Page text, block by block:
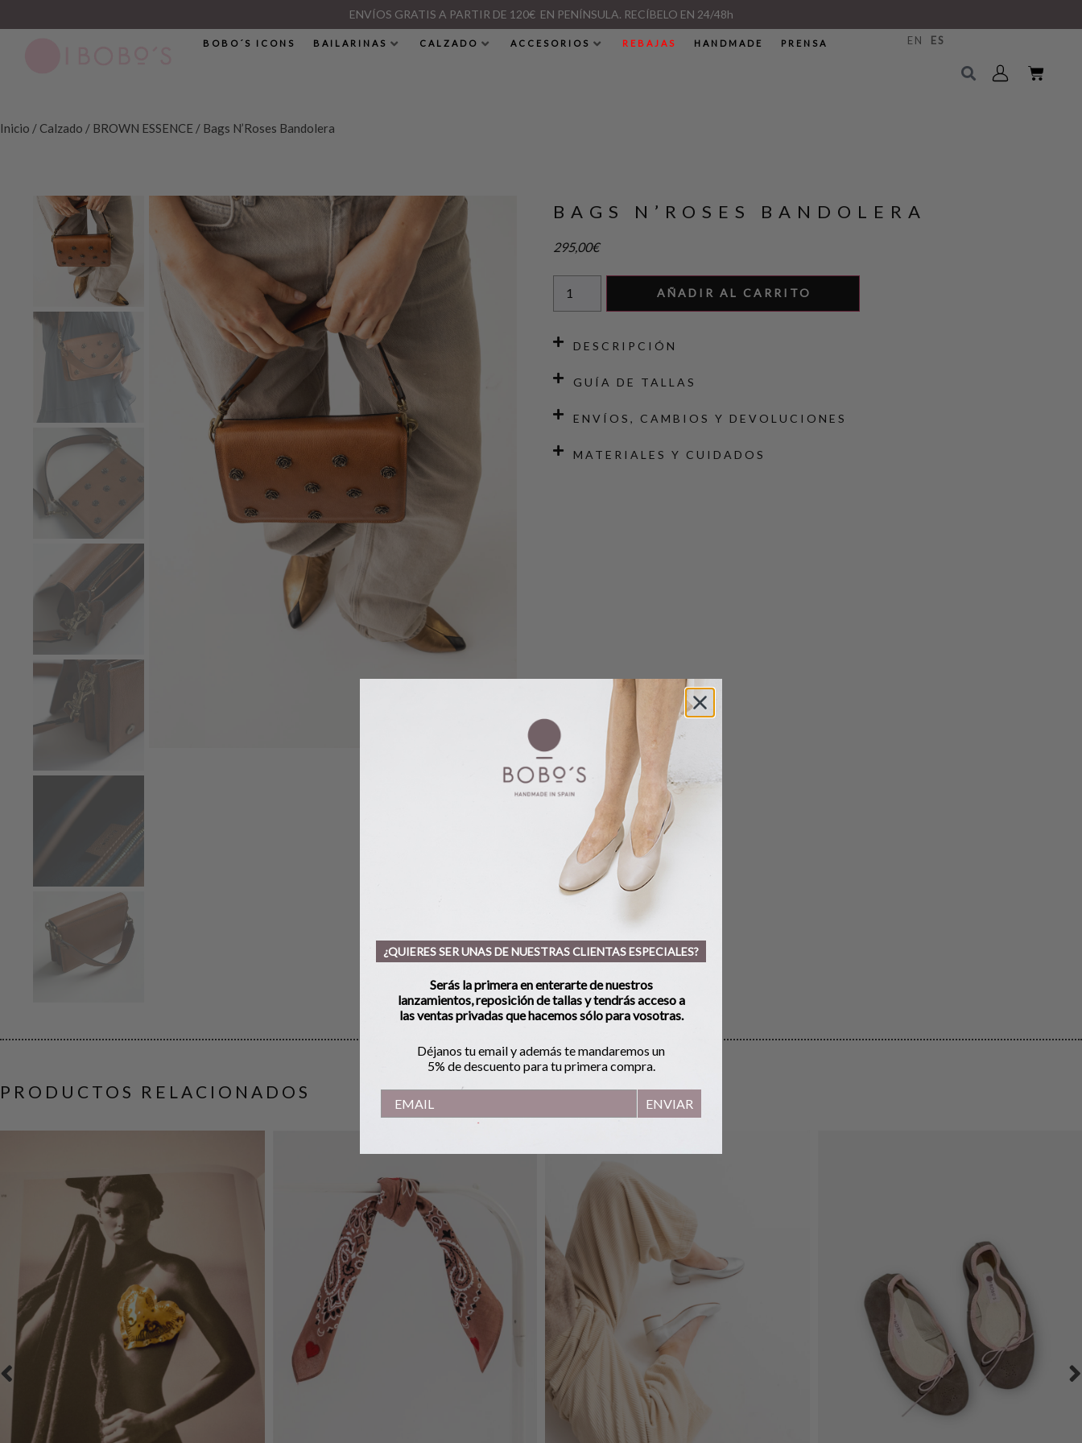
ENVÍOS GRATIS A PARTIR DE 120€ EN PENÍNSULA. RECÍBELO EN 24/48h
BOBO´S ICONS BAILARINAS CALZADO ACCESORIOS REBAJAS HANDMADE PRENSA EN ES
Inicio / Calzado / BROWN ESSENCE / Bags N’Roses Bandolera
BAGS N’ROSES BANDOLERA
295,00€
AÑADIR AL CARRITO
DESCRIPCIÓN
GUÍA DE TALLAS
ENVÍOS, CAMBIOS Y DEVOLUCIONES
MATERIALES Y CUIDADOS
PRODUCTOS RELACIONADOS
¿QUIERES SER UNAS DE NUESTRAS CLIENTAS ESPECIALES?
Serás la primera en enterarte de nuestros
lanzamientos, reposición de tallas y tendrás acceso a
las ventas privadas que hacemos sólo para vosotras.
Déjanos tu email y además te mandaremos un
5% de descuento para tu primera compra.
ENVIAR